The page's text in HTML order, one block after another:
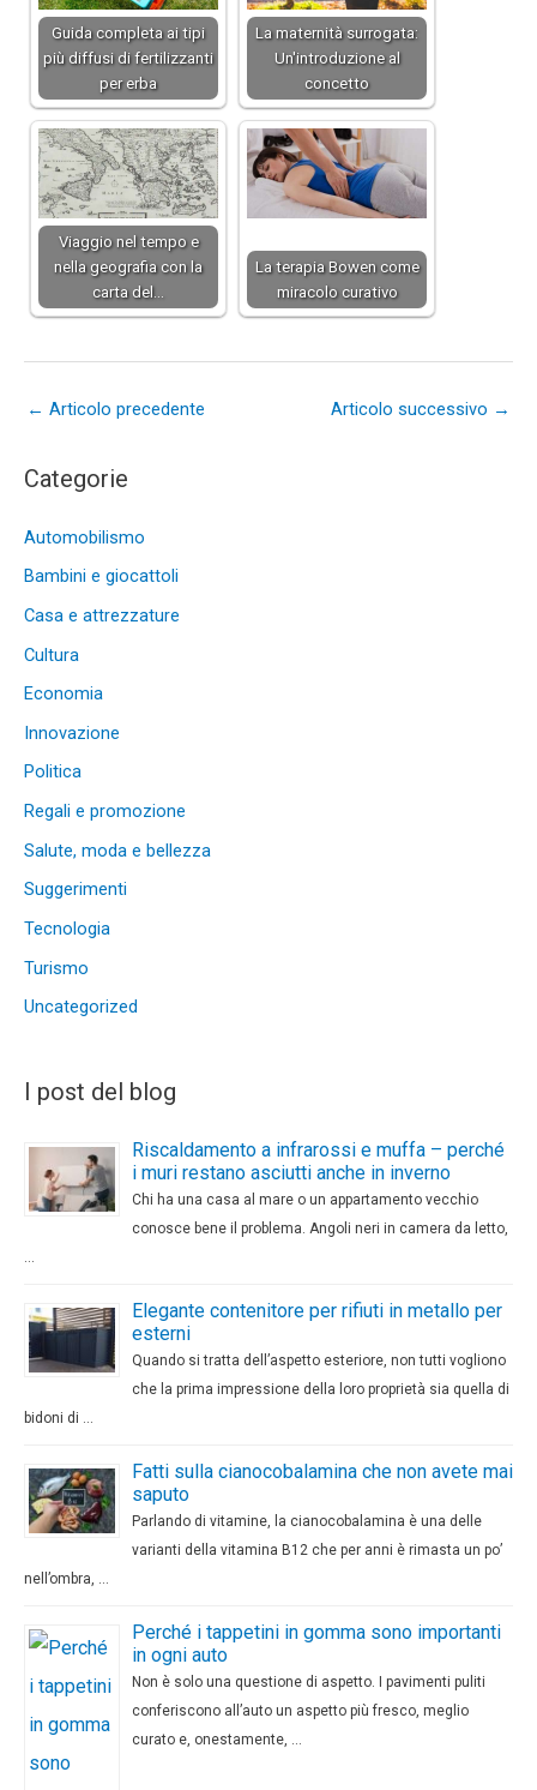
Guida completa ai tipi
più diffusi di fertilizzanti
per erba
La maternità surrogata:
Un'introduzione al
concetto
Viaggio nel tempo e
nella geografia con la
carta del…
La terapia Bowen come
miracolo curativo
← Articolo precedente Articolo successivo →
Categorie
Automobilismo
Bambini e giocattoli
Casa e attrezzature
Cultura
Economia
Innovazione
Politica
Regali e promozione
Salute, moda e bellezza
Suggerimenti
Tecnologia
Turismo
Uncategorized
I post del blog
Riscaldamento a infrarossi e muffa – perché
i muri restano asciutti anche in inverno
Chi ha una casa al mare o un appartamento vecchio
conosce bene il problema. Angoli neri in camera da letto,
…
Elegante contenitore per rifiuti in metallo per
esterni
Quando si tratta dell’aspetto esteriore, non tutti vogliono
che la prima impressione della loro proprietà sia quella di
bidoni di …
Fatti sulla cianocobalamina che non avete mai
saputo
Parlando di vitamine, la cianocobalamina è una delle
varianti della vitamina B12 che per anni è rimasta un po’
nell’ombra, …
Perché i tappetini in gomma sono importanti
in ogni auto
Non è solo una questione di aspetto. I pavimenti puliti
conferiscono all’auto un aspetto più fresco, meglio
curato e, onestamente, …